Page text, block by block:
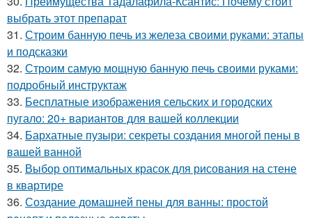
выбрать этот препарат
31. Строим банную печь из железа своими руками: этапы
и подсказки
32. Строим самую мощную банную печь своими руками:
подробный инструктаж
33. Бесплатные изображения сельских и городских
пугало: 20+ вариантов для вашей коллекции
34. Бархатные пузыри: секреты создания многой пены в
вашей ванной
35. Выбор оптимальных красок для рисования на стене
в квартире
36. Создание домашней пены для ванны: простой